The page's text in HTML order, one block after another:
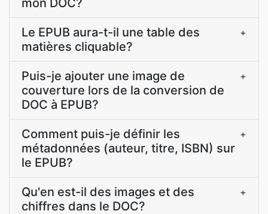
mon DOC?
Le EPUB aura-t-il une table des
matières cliquable?
+
Puis-je ajouter une image de
couverture lors de la conversion de
DOC à EPUB?
+
Comment puis-je définir les
métadonnées (auteur, titre, ISBN) sur
le EPUB?
+
Qu'en est-il des images et des
chiffres dans le DOC?
+